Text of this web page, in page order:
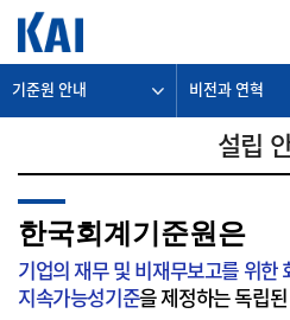
기준원 안내 비전과 연혁
설립
한국회계기준원은
기업의 재무 및 비재무보고를 위한
지속가능성기준을 제정하는 독립